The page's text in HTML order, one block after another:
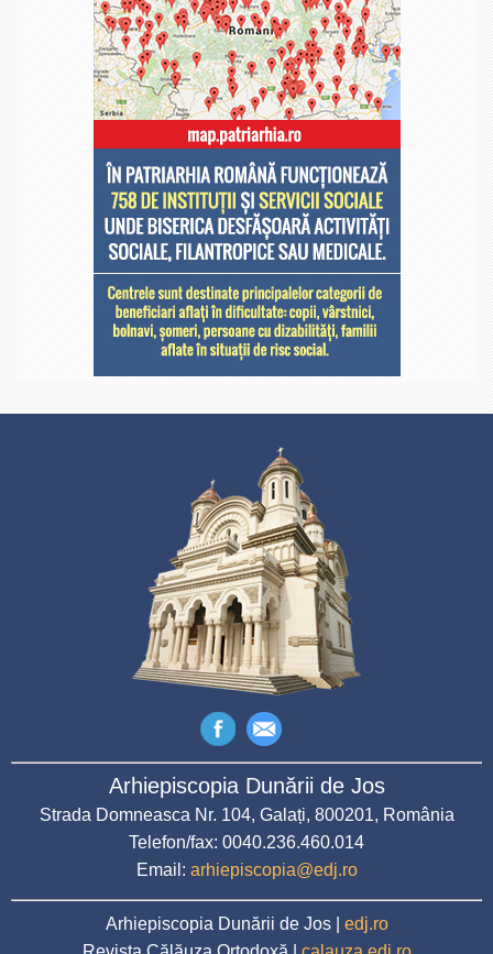
Arhiepiscopia Dunării de Jos
Strada Domneasca Nr. 104, Galați, 800201, România
Telefon/fax: 0040.236.460.014
Email: arhiepiscopia@edj.ro
Arhiepiscopia Dunării de Jos | edj.ro